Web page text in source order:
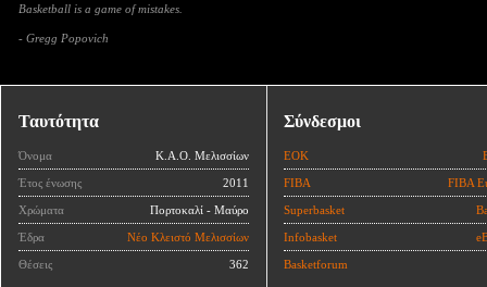
Basketball is a game of mistakes.
- Gregg Popovich
Ταυτότητα
Όνομα Κ.Α.Ο. Μελισσίων
Έτος ένωσης 2011
Χρώματα Πορτοκαλί - Μαύρο
Έδρα Νέο Κλειστό Μελισσίων
Θέσεις 362
Σύνδεσμοι
ΕΟΚ
FIBA FIBA
Superbasket
Infobasket
Basketforum